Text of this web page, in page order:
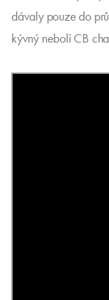
dávaly pouze do
kývný neboli CB